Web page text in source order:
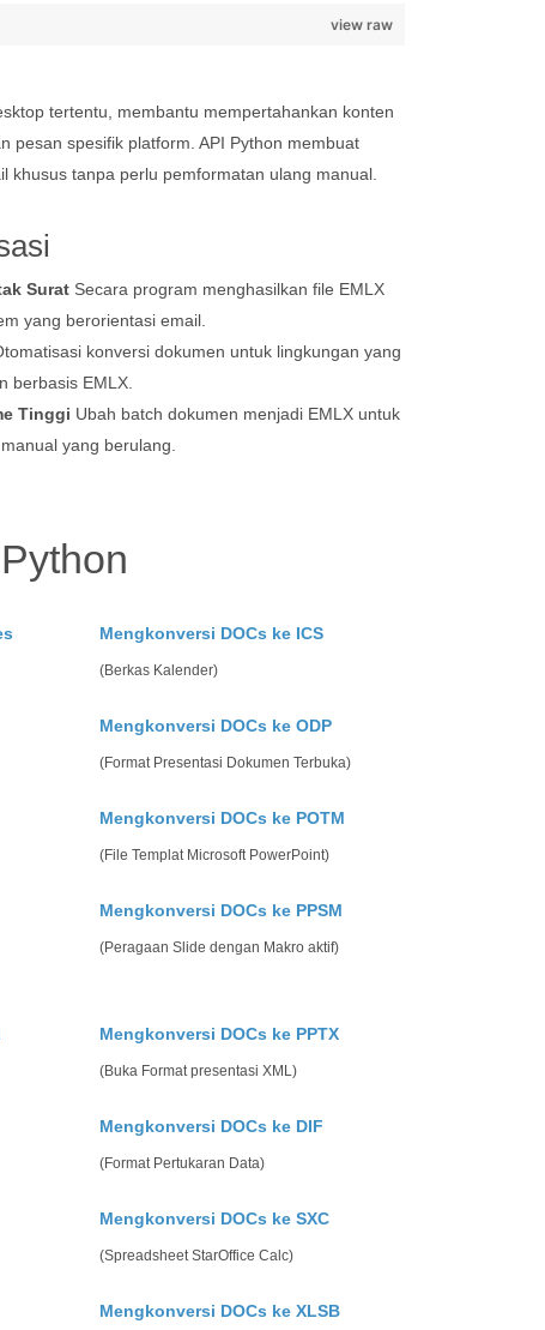
view raw
tertentu, membantu mempertahankan konten
pesan spesifik platform. API Python membuat
tanpa perlu pemformatan ulang manual.
Surat Secara program menghasilkan file EMLX
yang berorientasi email.
konversi dokumen untuk lingkungan yang
berbasis EMLX.
Tinggi Ubah batch dokumen menjadi EMLX untuk
yang berulang.
Mengkonversi DOCs ke ICS
(Berkas Kalender)
Mengkonversi DOCs ke ODP
(Format Presentasi Dokumen Terbuka)
Mengkonversi DOCs ke POTM
(File Templat Microsoft PowerPoint)
Mengkonversi DOCs ke PPSM
(Peragaan Slide dengan Makro aktif)
Mengkonversi DOCs ke PPTX
(Buka Format presentasi XML)
Mengkonversi DOCs ke DIF
(Format Pertukaran Data)
Mengkonversi DOCs ke SXC
(Spreadsheet StarOffice Calc)
Mengkonversi DOCs ke XLSB